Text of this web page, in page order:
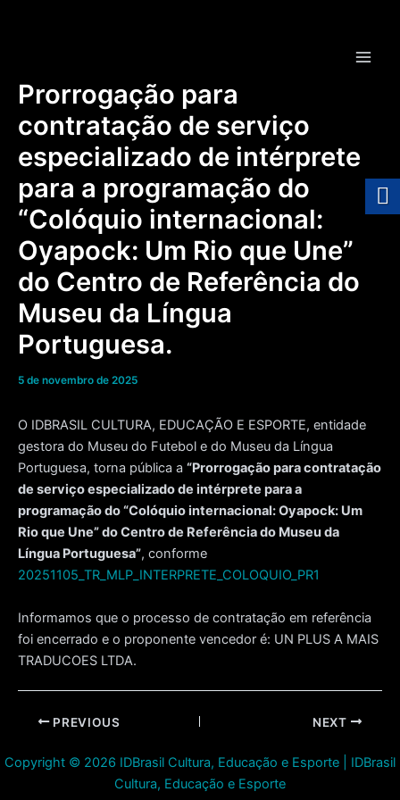
Prorrogação para
contratação de serviço
especializado de intérprete
para a programação do
“Colóquio internacional:
Oyapock: Um Rio que Une”
do Centro de Referência do
Museu da Língua
Portuguesa.
5 de novembro de 2025
O IDBRASIL CULTURA, EDUCAÇÃO E ESPORTE, entidade
gestora do Museu do Futebol e do Museu da Língua
Portuguesa, torna pública a “Prorrogação para contratação
de serviço especializado de intérprete para a
programação do “Colóquio internacional: Oyapock: Um
Rio que Une” do Centro de Referência do Museu da
Língua Portuguesa”, conforme
20251105_TR_MLP_INTERPRETE_COLOQUIO_PR1
Informamos que o processo de contratação em referência
foi encerrado e o proponente vencedor é: UN PLUS A MAIS
TRADUCOES LTDA.
Post PREVIOUS NEXT
Copyright © 2026 IDBrasil Cultura, Educação e Esporte | IDBrasil
Cultura, Educação e Esporte